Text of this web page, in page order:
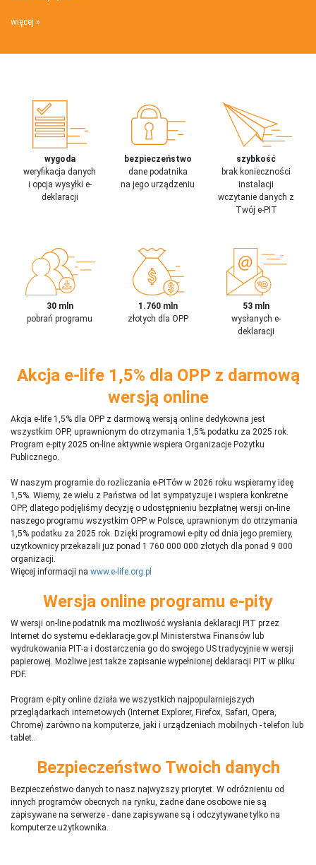
więcej
wygoda
weryfikacja danych
i opcja wysyłki e-
deklaracji
bezpieczeństwo
dane podatnika
na jego urządzeniu
szybkość
brak konieczności
instalacji
wczytanie danych z
Twój e-PIT
30 mln
pobrań programu
1.760 mln
złotych dla OPP
53 mln
wysłanych e-
deklaracji
Akcja e-life 1,5% dla OPP z darmową
wersją online
Akcja e-life 1,5% dla OPP z darmową wersją online dedykowna jest
wszystkim OPP, uprawnionym do otrzymania 1,5% podatku za 2025 rok.
Program e-pity 2025 on-line aktywnie wspiera Organizacje Pożytku
Publicznego.
W naszym programie do rozliczania e-PITów w 2026 roku wspieramy ideę
1,5%. Wiemy, że wielu z Państwa od lat sympatyzuje i wspiera konkretne
OPP, dlatego podjęliśmy decyzję o udostępnieniu bezpłatnej wersji on-line
naszego programu wszystkim OPP w Polsce, uprawnionym do otrzymania
1,5% podatku za 2025 rok. Dzięki programowi e-pity od dnia jego premiery,
użytkownicy przekazali już ponad 1 760 000 000 złotych dla ponad 9 000
organizacji.
Więcej informacji na www.e-life.org.pl
Wersja online programu e-pity
W wersji on-line podatnik ma możliwość wysłania deklaracji PIT przez
Internet do systemu e-deklaracje.gov.pl Ministerstwa Finansów lub
wydrukowania PIT-a i dostarczenia go do swojego US tradycyjnie w wersji
papierowej. Możliwe jest także zapisanie wypełnionej deklaracji PIT w pliku
PDF.
Program e-pity online działa we wszystkich najpopularniejszych
przeglądarkach internetowych (Internet Explorer, Firefox, Safari, Opera,
Chrome) zarówno na komputerze, jaki i urządzeniach mobilnych - telefon lub
tablet..
Bezpieczeństwo Twoich danych
Bezpieczeństwo danych to nasz najwyższy priorytet. W odróżnieniu od
innych programów obecnych na rynku, żadne dane osobowe nie są
zapisywane na serwerze - dane zapisywane są i odczytywane tylko na
komputerze użytkownika.